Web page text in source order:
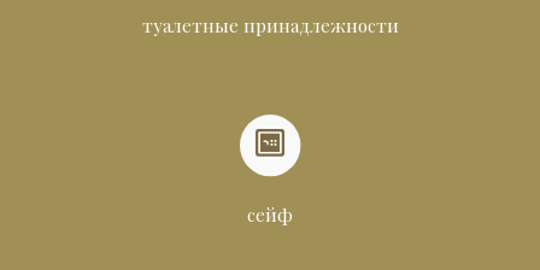
туалетные принадлежности
сейф